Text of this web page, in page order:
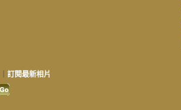
訂閱最新相片